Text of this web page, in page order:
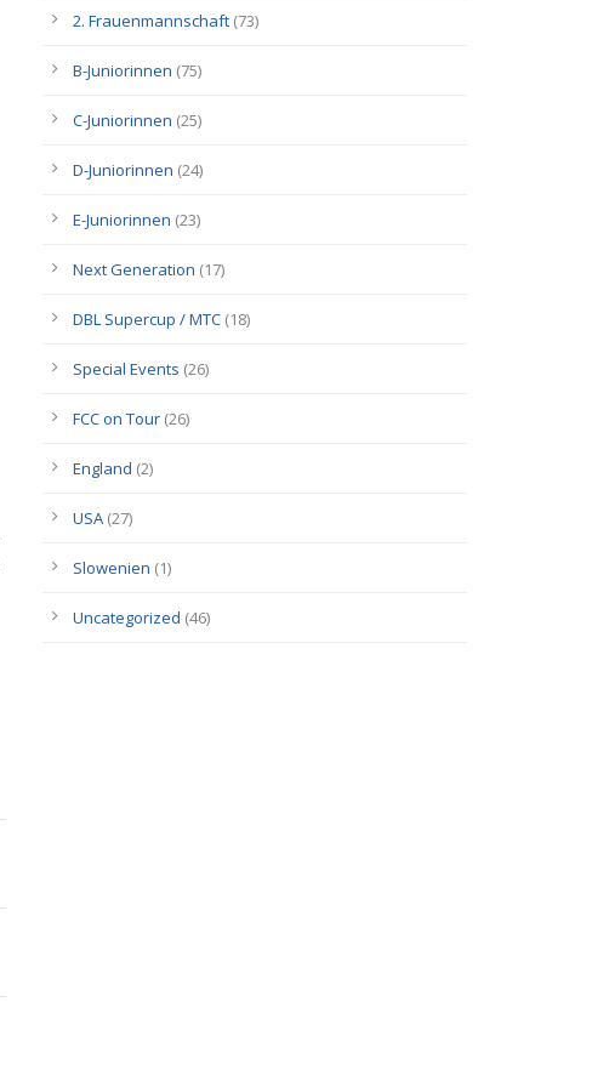
2. Frauenmannschaft (73)
B-Juniorinnen (75)
C-Juniorinnen (25)
D-Juniorinnen (24)
E-Juniorinnen (23)
Next Generation (17)
DBL Supercup / MTC (18)
Special Events (26)
FCC on Tour (26)
England (2)
USA (27)
Slowenien (1)
Uncategorized (46)